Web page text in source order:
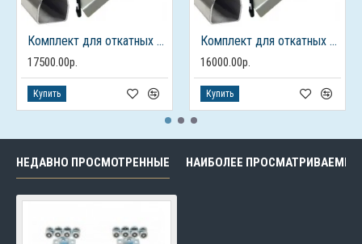
Комплект для откатных ворот ALUTECH до 450кг., балка 7м.
17500.00р.
Купить
Комплект для откатных ворот ALUTECH до 450кг., балка 6м.
16000.00р.
Купить
НЕДАВНО ПРОСМОТРЕННЫЕ НАИБОЛЕЕ ПРОСМАТРИВАЕМЫЕ